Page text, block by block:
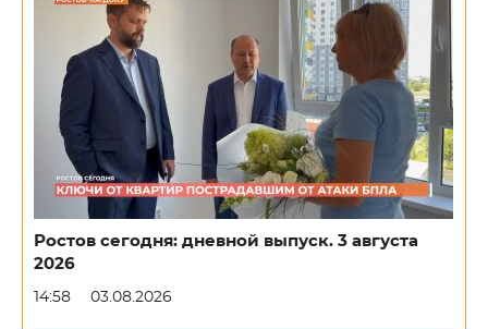
Ростов сегодня: дневной выпуск. 3 августа
2026
14:58 03.08.2026